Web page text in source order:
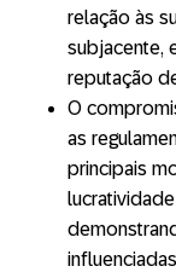
relação às
subjacente,
reputação
O
as
principais